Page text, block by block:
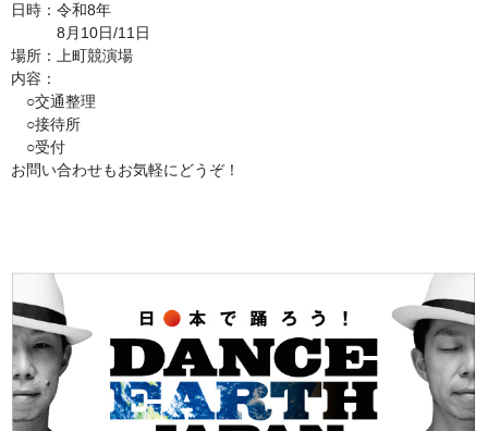
日時：令和8年
8月10日/11日
場所：上町競演場
内容：
○交通整理
○接待所
○受付
お問い合わせもお気軽にどうぞ！